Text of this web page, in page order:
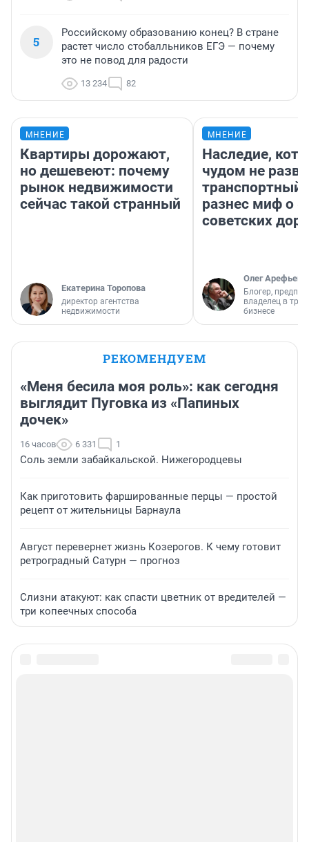
5
Российскому образованию конец? В стране
растет число стобалльников ЕГЭ — почему
это не повод для радости
13 234 82
МНЕНИЕ
Квартиры дорожают,
но дешевеют: почему
рынок недвижимости
сейчас такой странный
Екатерина Торопова
директор агентства
недвижимости
МНЕНИЕ
Наследие,
чудом не
транспортный
разнес миф о
советских
Олег Арефьев
Блогер,
владелец в
бизнесе
РЕКОМЕНДУЕМ
«Меня бесила моя роль»: как сегодня
выглядит Пуговка из «Папиных
дочек»
16 часов 6 331 1
Соль земли забайкальской. Нижегородцевы
Как приготовить фаршированные перцы — простой
рецепт от жительницы Барнаула
Август перевернет жизнь Козерогов. К чему готовит
ретроградный Сатурн — прогноз
Слизни атакуют: как спасти цветник от вредителей —
три копеечных способа